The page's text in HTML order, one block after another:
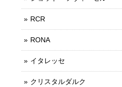
RCR
RONA
イタレッセ
クリスタルダルク